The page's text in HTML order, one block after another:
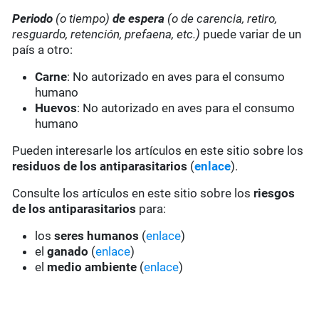
Periodo (o tiempo) de espera (o de carencia, retiro,
resguardo, retención, prefaena, etc.) puede variar de un
país a otro:
Carne: No autorizado en aves para el consumo
humano
Huevos: No autorizado en aves para el consumo
humano
Pueden interesarle los artículos en este sitio sobre los
residuos de los antiparasitarios (enlace).
Consulte los artículos en este sitio sobre los riesgos
de los antiparasitarios para:
losseres humanos (enlace)
elganado (enlace)
el medio ambiente (enlace)